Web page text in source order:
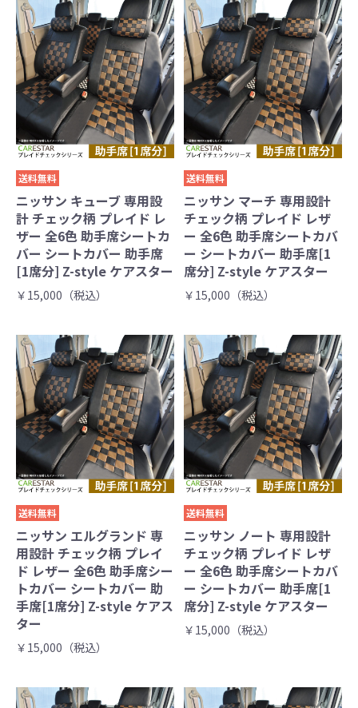
送料無料
ニッサン キューブ 専用設
計 チェック柄 プレイド レ
ザー 全6色 助手席シートカ
バー シートカバー 助手席
[1席分] Z-style ケアスター
￥15,000（税込）
送料無料
ニッサン マーチ 専用設計
チェック柄 プレイド レザ
ー 全6色 助手席シートカバ
ー シートカバー 助手席[1
席分] Z-style ケアスター
￥15,000（税込）
送料無料
ニッサン エルグランド 専
用設計 チェック柄 プレイ
ド レザー 全6色 助手席シー
トカバー シートカバー 助
手席[1席分] Z-style ケアス
ター
￥15,000（税込）
送料無料
ニッサン ノート 専用設計
チェック柄 プレイド レザ
ー 全6色 助手席シートカバ
ー シートカバー 助手席[1
席分] Z-style ケアスター
￥15,000（税込）